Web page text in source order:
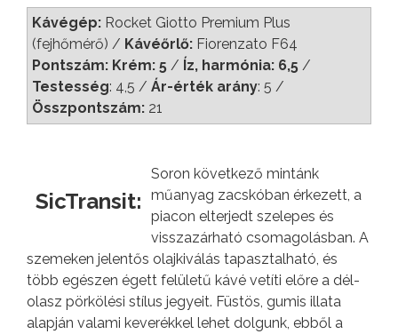
Kávégép: Rocket Giotto Premium Plus
(fejhőmérő) / Kávéőrlő: Fiorenzato F64
Pontszám: Krém: 5 / Íz, harmónia: 6,5 /
Testesség: 4,5 / Ár-érték arány: 5 /
Összpontszám: 21
SicTransit:
Soron következő mintánk
műanyag zacskóban érkezett, a
piacon elterjedt szelepes és
visszazárható csomagolásban. A
szemeken jelentős olajkiválás tapasztalható, és
több egészen égett felületű kávé vetíti előre a dél-
olasz pörkölési stílus jegyeit. Füstös, gumis illata
alapján valami keverékkel lehet dolgunk, ebből a